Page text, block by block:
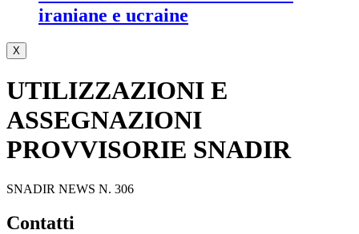
iraniane e ucraine
X
UTILIZZAZIONI E
ASSEGNAZIONI
PROVVISORIE SNADIR
SNADIR NEWS N. 306
contatti